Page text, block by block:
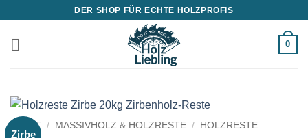
springen
DER SHOP FÜR ECHTE HOLZPROFIS
0
Zirbe
START / MASSIVHOLZ & HOLZRESTE / HOLZRESTE